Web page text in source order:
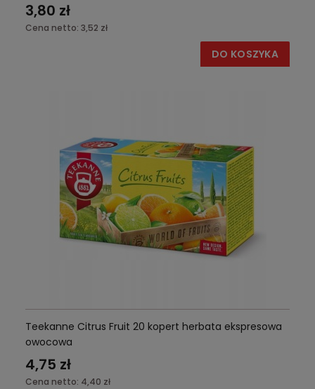
3,80 zł
Cena netto: 3,52 zł
DO KOSZYKA
Teekanne Citrus Fruit 20 kopert herbata ekspresowa
owocowa
4,75 zł
Cena netto: 4,40 zł